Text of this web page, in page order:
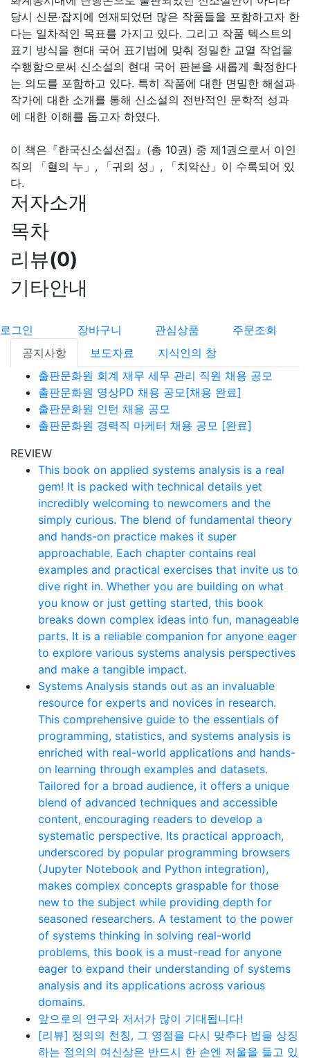
당시 신문·잡지에 연재되었던 많은 작품들을 포함하고자 한
다는 일차적인 목표를 가지고 있다. 그리고 작품 텍스트의
표기 방식을 현대 국어 표기법에 맞춰 정밀한 교열 작업을
수행함으로써 신소설의 현대 국어 판본을 새롭게 확정한다
는 의도를 포함하고 있다. 특히 작품에 대한 면밀한 해설과
작가에 대한 소개를 통해 신소설의 전반적인 문학적 성과
에 대한 이해를 돕고자 하였다.
이 책은『한국신소설선집』(총 10권) 중 제1권으로서 이인
직의 「혈의 누」, 「귀의 성」, 「치악산」이 수록되어 있
다.
저자소개
목차
리뷰(0)
기타안내
로그인 장바구니 관심상품
주문조회
공지사항
보도자료
지식인의 창
출판문화원 회계 재무 세무 관리 직원 채용 공모
출판문화원 영상PD 채용 공모[채용 완료]
출판문화원 인턴 채용 공모
출판문화원 경력직 마케터 채용 공모 [완료]
REVIEW
This book on applied systems analysis is a real
gem! It is packed with technical details yet
incredibly welcoming to newcomers and the
simply curious. The blend of fundamental theory
and hands-on practice makes it super
approachable. Each chapter contains real
examples and practical exercises that invite us to
dive right in. Whether you are building on what
you know or just getting started, this book
breaks down complex ideas into fun, manageable
parts. It is a reliable companion for anyone eager
to explore various systems analysis perspectives
and make a tangible impact.
Systems Analysis stands out as an invaluable
resource for experts and novices in research.
This comprehensive guide to the essentials of
programming, statistics, and systems analysis is
enriched with real-world applications and hands-
on learning through examples and datasets.
Tailored for a broad audience, it offers a unique
blend of advanced techniques and accessible
content, encouraging readers to develop a
systematic perspective. Its practical approach,
underscored by popular programming browsers
(Jupyter Notebook and Python integration),
makes complex concepts graspable for those
new to the subject while providing depth for
seasoned researchers. A testament to the power
of systems thinking in solving real-world
problems, this book is a must-read for anyone
eager to expand their understanding of systems
analysis and its applications across various
domains.
앞으로의 연구와 저서가 많이 기대됩니다!
[리뷰] 정의의 천칭, 그 영점을 다시 맞추다 법을 상징
하는 정의의 여신상은 반드시 한 손엔 저울을 들고 있